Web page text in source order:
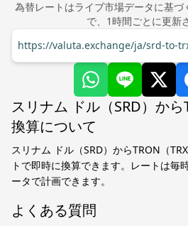
為替レートはライブ市場データに基づ
で、1時間ごとに更新
https://valuta.exchange/ja/srd-to-
スリナム ドル（SRD）か
換算について
スリナム ドル（SRD）からTRON（
トで即時に換算できます。レートは毎
ータで計画できます。
よくある質問